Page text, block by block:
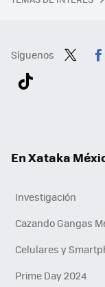
Síguenos
En Xataka
Investigación
Cazando Gangas
Celulares y
Prime Day 2024